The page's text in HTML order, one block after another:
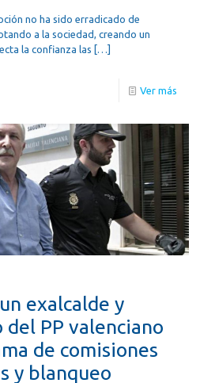
no ha sido erradicado de
a la sociedad, creando un
la confianza las […]
Ver más
exalcalde y
PP valenciano
de comisiones
y blanqueo